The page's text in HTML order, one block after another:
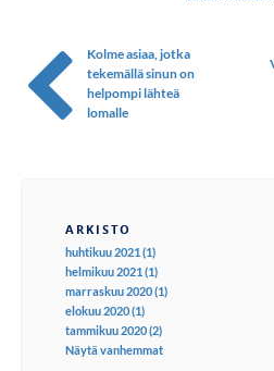
Kolme asiaa, jotka
tekemällä sinun on
helpompi lähteä
lomalle
ARKISTO
huhtikuu 2021 (1)
helmikuu 2021 (1)
marraskuu 2020 (1)
elokuu 2020 (1)
tammikuu 2020 (2)
Näytä vanhemmat